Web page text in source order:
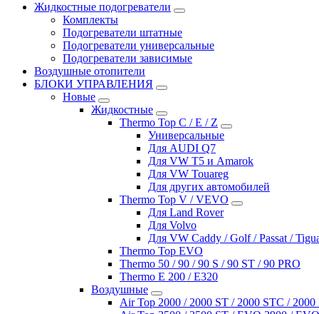
Жидкостные подогреватели
Комплекты
Подогреватели штатные
Подогреватели универсальные
Подогреватели зависимые
Воздушные отопители
БЛОКИ УПРАВЛЕНИЯ
Новые
Жидкостные
Thermo Top C / E / Z
Универсальные
Для AUDI Q7
Для VW T5 и Amarok
Для VW Touareg
Для других автомобилей
Thermo Top V / VEVO
Для Land Rover
Для Volvo
Для VW Caddy / Golf / Passat /
Thermo Top EVO
Thermo 50 / 90 / 90 S / 90 ST / 90 PRO
Thermo E 200 / E320
Воздушные
Air Top 2000 / 2000 ST / 2000 STC /